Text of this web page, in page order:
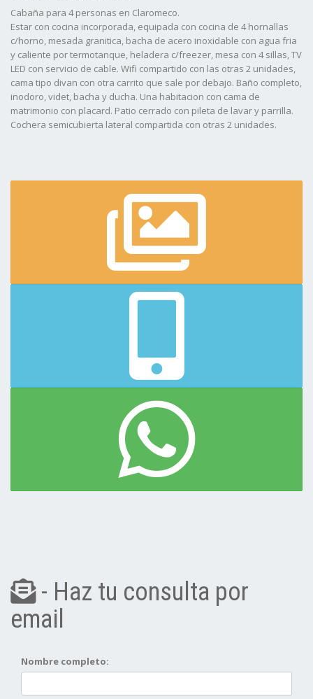
Cabaña para 4 personas en Claromeco.
Estar con cocina incorporada, equipada con cocina de 4 hornallas
c/horno, mesada granitica, bacha de acero inoxidable con agua fria
y caliente por termotanque, heladera c/freezer, mesa con 4 sillas, TV
LED con servicio de cable. Wifi compartido con las otras 2 unidades,
cama tipo divan con otra carrito que sale por debajo. Baño completo,
inodoro, videt, bacha y ducha. Una habitacion con cama de
matrimonio con placard. Patio cerrado con pileta de lavar y parrilla.
Cochera semicubierta lateral compartida con otras 2 unidades.
- Haz tu consulta por
email
Nombre completo: